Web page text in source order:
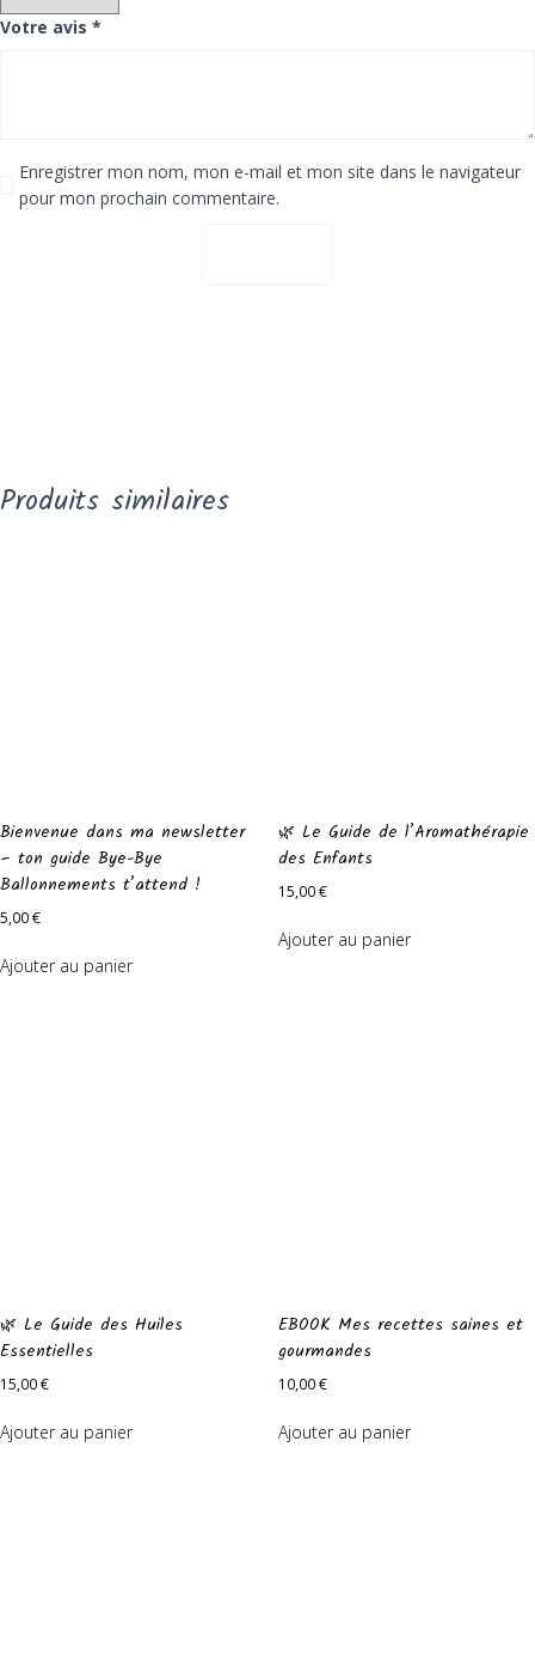
Votre avis *
Enregistrer mon nom, mon e-mail et mon site dans le navigateur
pour mon prochain commentaire.
Produits similaires
Bienvenue dans ma newsletter
– ton guide Bye-Bye
Ballonnements t’attend !
5,00€
Ajouter au panier
🌿 Le Guide de l’Aromathérapie
des Enfants
15,00€
Ajouter au panier
🌿 Le Guide des Huiles
Essentielles
15,00€
Ajouter au panier
EBOOK Mes recettes saines et
gourmandes
10,00€
Ajouter au panier